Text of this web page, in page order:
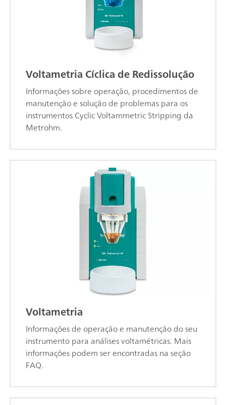
Voltametria Cíclica de Redissolução
Informações sobre operação, procedimentos de
manutenção e solução de problemas para os
instrumentos Cyclic Voltammetric Stripping da
Metrohm.
Voltametria
Informações de operação e manutenção do seu
instrumento para análises voltamétricas. Mais
informações podem ser encontradas na seção
FAQ.